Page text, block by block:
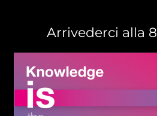
Arrivederci alla 8